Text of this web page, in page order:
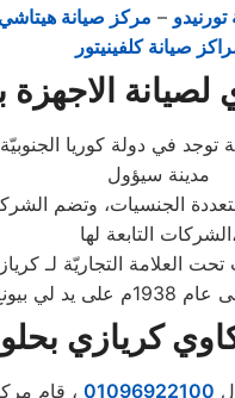
– مركز صيانة
صيانة كلفينيتور
الاجهزة
في دولة كوريا
مدينة سيؤول
الجنسيات، وتضم
الشركات التابعة لها،
العلامة التجاريّة لـ
كريازي
01096922100 ، قام